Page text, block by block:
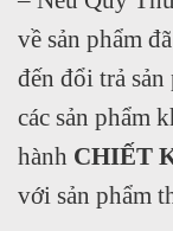
về sản phẩm
đến đổi trả
các sản phẩm
hành CHIẾT
với sản phẩm